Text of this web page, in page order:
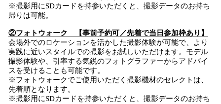
※撮影用にSDカードを持参いただくと、撮影データのお持ち
帰りは可能。
②フォトウォーク 【事前予約可／先着で当日参加枠あり】
会場外でのロケーションを活かした撮影体験が可能で、より
実践に近いスタイルでの撮影をお試しいただけます。モデル
撮影体験や、引率する気鋭のフォトグラファーからアドバイ
スを受けることも可能です。
※フォトウォークでご使用いただく撮影機材のセレクトは、
先着順となります。
※撮影用にSDカードを持参いただくと、撮影データのお持ち